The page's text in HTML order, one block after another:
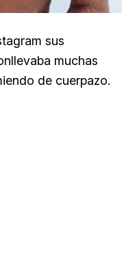
sus
muchas
de cuerpazo.